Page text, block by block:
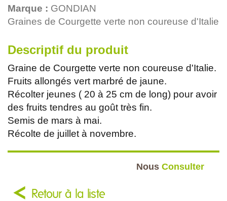
Marque : GONDIAN
Graines de Courgette verte non coureuse d'Italie
Descriptif du produit
Graine de Courgette verte non coureuse d'Italie.
Fruits allongés vert marbré de jaune.
Récolter jeunes ( 20 à 25 cm de long) pour avoir
des fruits tendres au goût très fin.
Semis de mars à mai.
Récolte de juillet à novembre.
Nous Consulter
Retour à la liste